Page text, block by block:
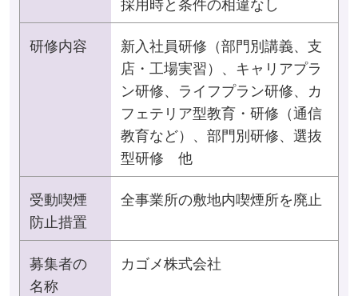
採用時と条件の相違なし
研修内容
新入社員研修（部門別講義、支
店・工場実習）、キャリアプラ
ン研修、ライフプラン研修、カ
フェテリア型教育・研修（通信
教育など）、部門別研修、選抜
型研修 他
受動喫煙
防止措置
全事業所の敷地内喫煙所を廃止
募集者の
名称
カゴメ株式会社